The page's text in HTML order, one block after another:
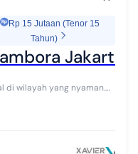
Rp 15 Jutaan (Tenor 15
Tahun)
Jakarta
1 -